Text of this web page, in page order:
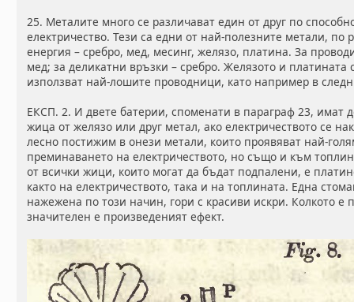
25. Металите много се различават един от друг по
електричество. Тези са едни от най-полезните метали, по
енергия – сребро, мед, месинг, желязо, платина. За
мед; за деликатни връзки – сребро. Желязото и платината
използват най-лошите проводници, като например в
ЕКСП. 2. И двете батерии, споменати в параграф 23, имат
жица от желязо или друг метал, ако електричеството се
лесно постижим в онези метали, които проявяват най-
преминаването на електричеството, но също и към
от всички жици, които могат да бъдат подпалени, е
както на електричеството, така и на топлината. Една
нажежена по този начин, гори с красиви искри. Колкото е
значителен е произведеният ефект.